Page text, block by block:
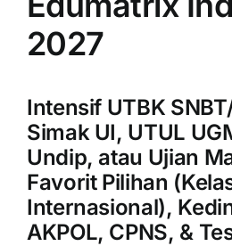
2027
Intensif UTBK
Simak UI, UTUL
Undip, atau Ujian
Favorit Pilihan
Internasional),
AKPOL, CPNS, &